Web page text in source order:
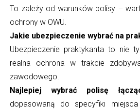
To zależy od warunków polisy –
ochrony w OWU.
Jakie ubezpieczenie wybrać na
Ubezpieczenie praktykanta to nie
realna ochrona w trakcie
zawodowego.
Najlepiej wybrać polisę
dopasowaną do specyfiki